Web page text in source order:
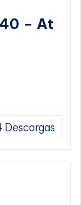
– At
Descargas